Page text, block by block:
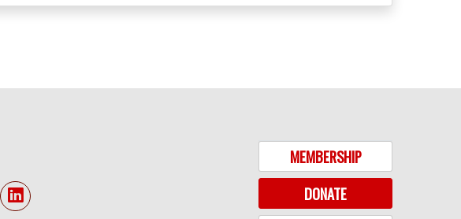
爆
MEMBERSHIP
DONATE